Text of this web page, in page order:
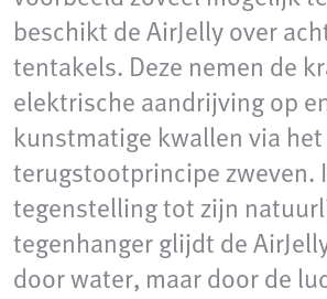
beschikt de AirJelly over
tentakels. Deze nemen de
elektrische aandrijving op
kunstmatige kwallen via het
terugstootprincipe zweven.
tegenstelling tot zijn
tegenhanger glijdt de
door water, maar door de